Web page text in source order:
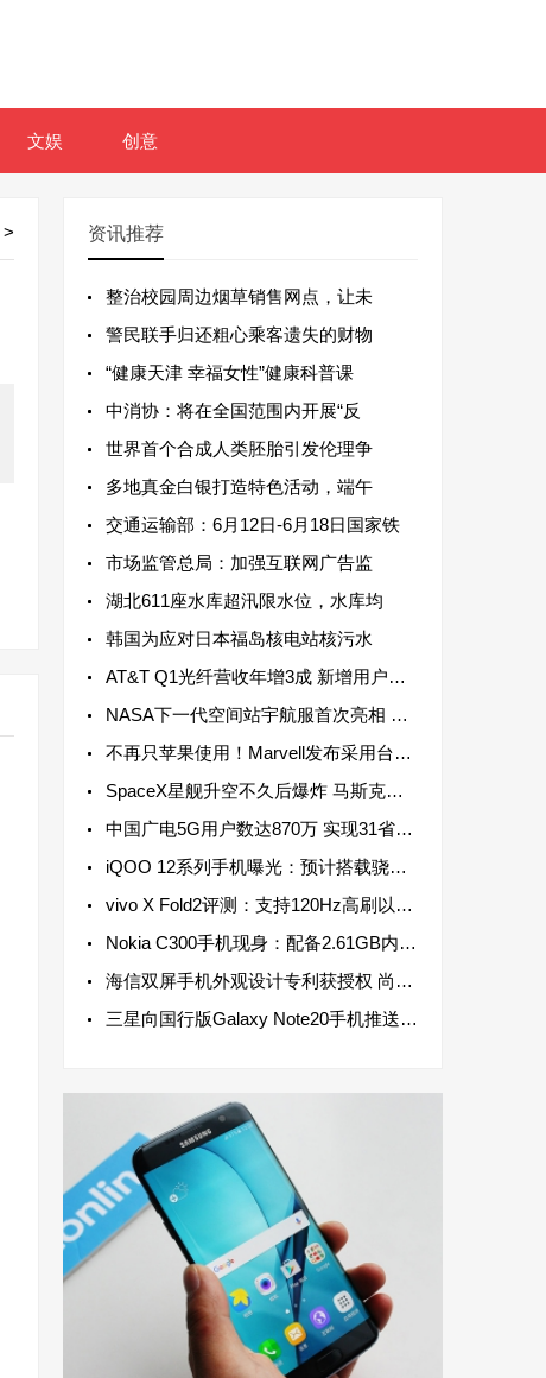
文娱 创意
> 资讯推荐
整治校园周边烟草销售网点，让未
警民联手归还粗心乘客遗失的财物
“健康天津 幸福女性”健康科普课
中消协：将在全国范围内开展“反
世界首个合成人类胚胎引发伦理争
多地真金白银打造特色活动，端午
交通运输部：6月12日-6月18日国家铁
市场监管总局：加强互联网广告监
湖北611座水库超汛限水位，水库均
韩国为应对日本福岛核电站核污水
AT&T Q1光纤营收年增3成 新增用户连续13个季度超过20万
NASA下一代空间站宇航服首次亮相 配备高机动性躯干部分以实现最大运动范围
不再只苹果使用！Marvell发布采用台积电3纳米制程资料中心芯片
SpaceX星舰升空不久后爆炸 马斯克：数月后再进行一次飞行测试
中国广电5G用户数达870万 实现31省5G网络服务全覆盖
iQOO 12系列手机曝光：预计搭载骁龙8 Gen 3芯片 于2023年底发布
vivo X Fold2评测：支持120Hz高刷以及LTPO动态高刷，兼顾流畅和省电
Nokia C300手机现身：配备2.61GB内存 单核成绩为306分
海信双屏手机外观设计专利获授权 尚不清楚是否会实装于海信手机之上
三星向国行版Galaxy Note20手机推送新系统更新，支持强制不切换镜头